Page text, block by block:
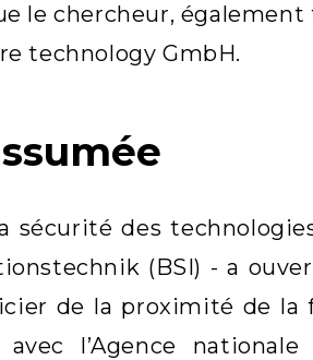
le chercheur,
technology GmbH.
sécurité des
(BSI) - a
de la proximité de la
l’Agence